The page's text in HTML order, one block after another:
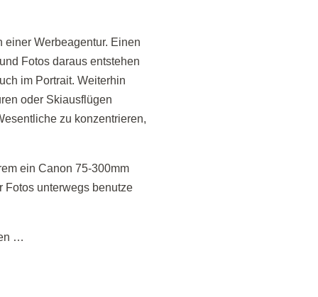
einer Werbeagentur. Einen
Fotos daraus entstehen
im Portrait. Weiterhin
oder Skiausflügen
zu konzentrieren,
ein Canon 75-300mm
Fotos unterwegs benutze
…